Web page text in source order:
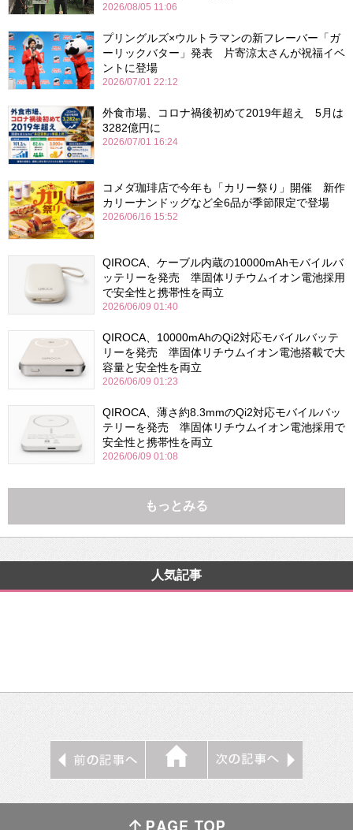
2026/08/05 11:06
プリングルズ×ウルトラマンの新フレーバー「ガ
ーリックバター」発表 片寄涼太さんが祝福イベ
ントに登場
2026/07/01 22:12
外食市場、コロナ禍後初めて2019年超え 5月は
3282億円に
2026/07/01 16:24
コメダ珈琲店で今年も「カリー祭り」開催 新作
カリーナンドッグなど全6品が季節限定で登場
2026/06/16 15:52
QIROCA、ケーブル内蔵の10000mAhモバイルバ
ッテリーを発売 準固体リチウムイオン電池採用
で安全性と携帯性を両立
2026/06/09 01:40
QIROCA、10000mAhのQi2対応モバイルバッテ
リーを発売 準固体リチウムイオン電池搭載で大
容量と安全性を両立
2026/06/09 01:23
QIROCA、薄さ約8.3mmのQi2対応モバイルバッ
テリーを発売 準固体リチウムイオン電池採用で
安全性と携帯性を両立
2026/06/09 01:08
もっとみる
人気記事